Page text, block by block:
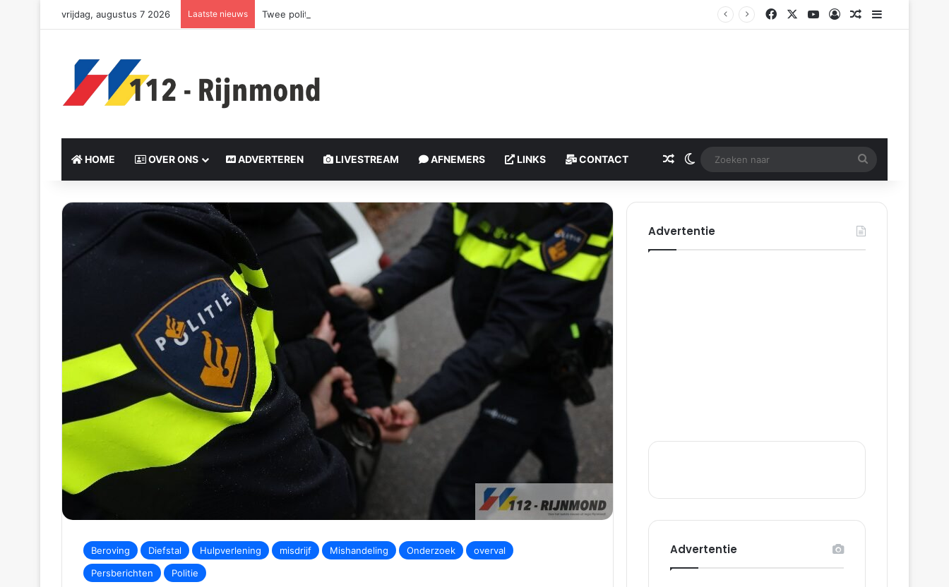
vrijdag, augustus 7 2026 Laatste nieuws Twee politieagenten gewond na geweld tijdens controle | Bospolderplein Rotterdam Facebook
X YouTubeLog InGerelateerd artikel
Sidebar
HOME OVER ONS ADVERTEREN LIVESTREAM AFNEMERS LINKS CONTACT Gerelateerd artikel
Switch skin
Zoeken
naar
Beroving Diefstal Hulpverlening misdrijf Mishandeling Onderzoek
overval
Persberichten
Politie
Send
Advertentie
Advertentie